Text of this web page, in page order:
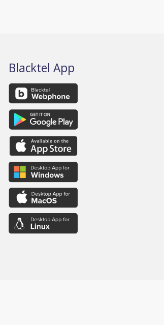
Blacktel App